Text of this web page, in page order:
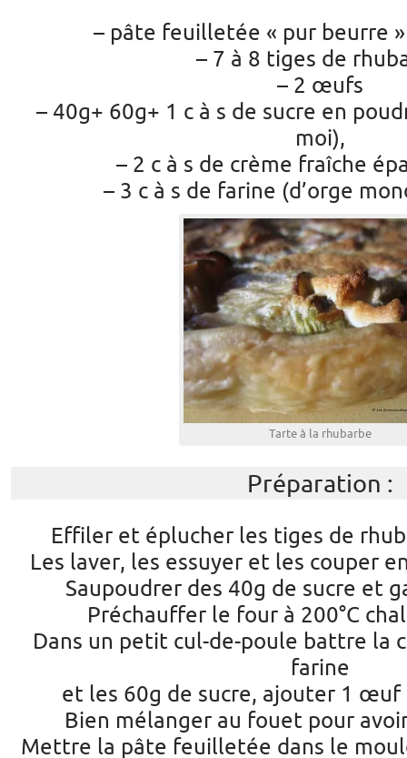
– pâte feuilletée « pur beurre
– 7 à 8 tiges de
– 2 œufs
– 40g+ 60g+ 1 c à s de sucre en
moi),
– 2 c à s de crème fraîche
– 3 c à s de farine (d’orge
Tarte à la rhubarbe
Préparation :
Effiler et éplucher les tiges de
Les laver, les essuyer et les couper
Saupoudrer des 40g de sucre et
Préchauffer le four à 200°C
Dans un petit cul-de-poule battre la
farine
et les 60g de sucre, ajouter 1
Bien mélanger au fouet pour
Mettre la pâte feuilletée dans le